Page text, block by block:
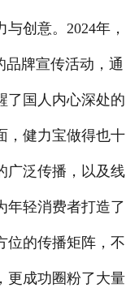
创意。2024年，
品牌宣传活动，通
了国人内心深处的
，健力宝做得也十
广泛传播，以及线
年轻消费者打造了
位的传播矩阵，不
更成功圈粉了大量